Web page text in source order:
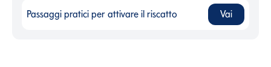
Passaggi pratici per attivare il riscatto
Passaggi pratici per attivare il riscatto Vai